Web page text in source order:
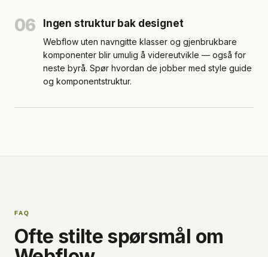
06 Ingen struktur bak designet
Webflow uten navngitte klasser og gjenbrukbare
komponenter blir umulig å videreutvikle — også for
neste byrå. Spør hvordan de jobber med style guide
og komponentstruktur.
FAQ
Ofte stilte spørsmål om